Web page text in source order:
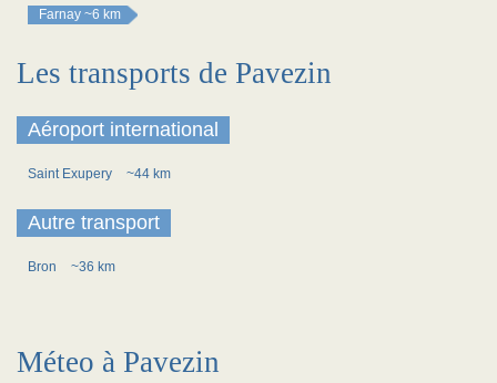
Farnay ~6 km
Les transports de Pavezin
Aéroport international
Saint Exupery ~44 km
Autre transport
Bron ~36 km
Méteo à Pavezin